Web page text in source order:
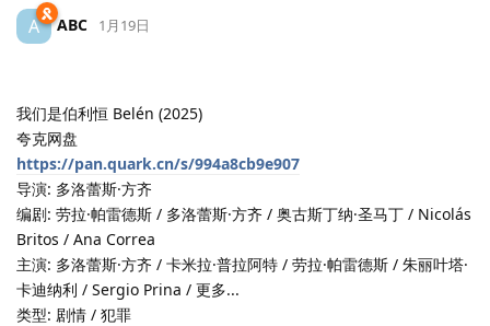
A ABC 1月19日
我们是伯利恒 Belén (2025)
夸克网盘
https://pan.quark.cn/s/994a8cb9e907
导演: 多洛蕾斯·方齐
编剧: 劳拉·帕雷德斯 / 多洛蕾斯·方齐 / 奥古斯丁纳·圣马丁 / Nicolás
Britos / Ana Correa
主演: 多洛蕾斯·方齐 / 卡米拉·普拉阿特 / 劳拉·帕雷德斯 / 朱丽叶塔·
卡迪纳利 / Sergio Prina / 更多...
类型: 剧情 / 犯罪